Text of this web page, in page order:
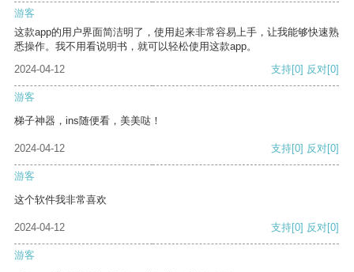
游客
这款app的用户界面简洁明了，使用起来非常容易上手，让我能够快速熟
悉操作。我不用看说明书，就可以轻松使用这款app。
2024-04-12
支持[0] 反对[0]
游客
梯子神器，ins随便看，美美哒！
2024-04-12 支持[0] 反对[0]
游客
这个软件我非常喜欢
2024-04-12 支持[0] 反对[0]
游客